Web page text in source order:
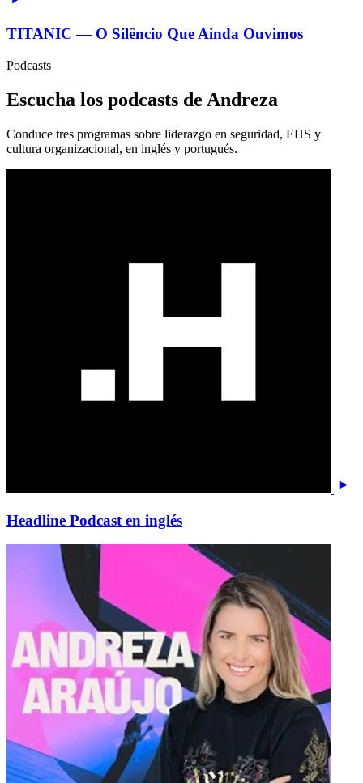
TITANIC — O Silêncio Que Ainda Ouvimos
Podcasts
Escucha los podcasts de Andreza
Conduce tres programas sobre liderazgo en seguridad, EHS y
cultura organizacional, en inglés y portugués.
Headline Podcast en inglés